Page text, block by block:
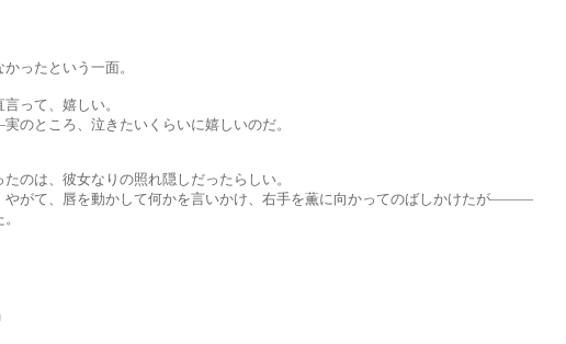
たという一面。
て、嬉しい。
ろ、泣きたいくらいに嬉しいのだ。
彼女なりの照れ隠しだったらしい。
唇を動かして何かを言いかけ、右手を薫に向かってのばしかけたが―――